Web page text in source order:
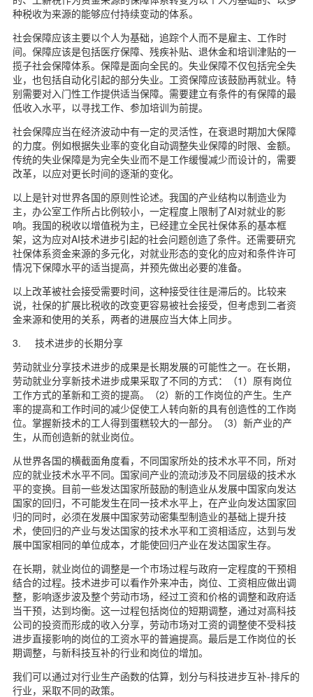
种税收为来源的能够应付持续变动的体系。
社会保障应该主要以个人为基础，追踪个人而不是雇主、工作时
间。保障应该是包括医疗保障、残疾补贴、退休金和培训津贴的一
揽子社会保障体系。保障是面向全民的。失业保障不仅包括完全失
业，也包括自动化引起的部分失业。工资保障应该鼓励再就业。特
别需要对入门性工作提供适当保障。需要建立有条件的有保障的最
低收入水平，以寻找工作、参加培训为前提。
社会保障应当在经济波动中有一定的灵活性，在衰退时期加大保障
的力度。例如根据失业率的变化自动调整失业保障的时限、金额。
传统的失业保障是为完全失业而不是工作缓慢减少而设计的，需要
改革，以应对更长时间的逐渐的变化。
以上是针对世界各国的原则性论述。我国的产业结构以制造业为
主，办公室工作所占比例较小，一定程度上限制了AI对就业的影
响。我国的税收以增值税为主，已经建立全民社保体系的基本框
架，这为应对AI技术进步引起的社会问题创造了条件。还需要研究
社保体系资金来源的多元化，对就业形态的变化的应对和条件许可
情况下保障水平的适当提高，并预先做出必要的准备。
以上改革被社会接受需要时间，这种接受往往是滞后的。比较来
说，社保的扩展比税收的改变更容易被社会接受，但考虑到二者资
金来源和使用的关系，两者的进展应当大体上同步。
3. 技术进步的长期分享
劳动就业分享技术进步的成果是长期发展的可能性之一。在长期，
劳动就业分享新技术进步成果采取了不同的方式：（1）原有岗位
工作方式的革新和工资的提高。（2）新的工作岗位的产生。生产
率的提高和工作时间的减少促使工人转向新的具有创造性的工作岗
位。掌握新技术的工人得到蛋糕较大的一部分。（3）新产业的产
生，从而创造新的就业岗位。
从世界各国的横截面角度看，不同国家所处的技术水平不同，所对
应的就业技术水平不同。国家间产业的流动涉及不同层级的技术水
平的变换。目前一些发达国家所鼓励的制造业从发展中国家向发达
国家的回归，不可能发生在同一技术水平上，在产业向发达国家回
归的同时，必须在发展中国家劳动密集型制造业的基础上提升技
术，使回归的产业与发达国家的技术水平和工资相适应，达到与发
展中国家相同的单位成本，才能使回归产业在发达国家生存。
在长期，就业岗位的调整是一个市场过程与政府一定程度的干预相
结合的过程。技术进步可以看作外来冲击，岗位、工资相应做出调
整，影响逐步波及整个劳动市场，经过工资和价格的调整和政府适
当干预，达到均衡。这一过程包括岗位的短期调整，通过对高科技
公司的投资而形成的收入分享，劳动市场对工资的调整使不受科技
进步直接影响的岗位的工资水平的普遍提高。最后是工作岗位的长
期调整，与新科技互补的行业和岗位的增加。
我们可以通过对行业生产函数的估算，划分与科技进步互补-排斥的
行业，采取不同的政策。